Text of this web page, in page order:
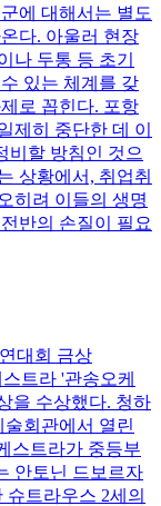
에 대해서는 별도
다. 아울러 현장
나 두통 등 초기
있는 체계를 갖
로 꼽힌다. 포항
제히 중단한 데 이
비할 방침인 것으
상황에서, 취업취
히려 이들의 생명
반의 손질이 필요
대회 금상
트라 '관송오케
을 수상했다. 청하
술회관에서 열린
스트라가 중등부
안토닌 드보르자
트라우스 2세의